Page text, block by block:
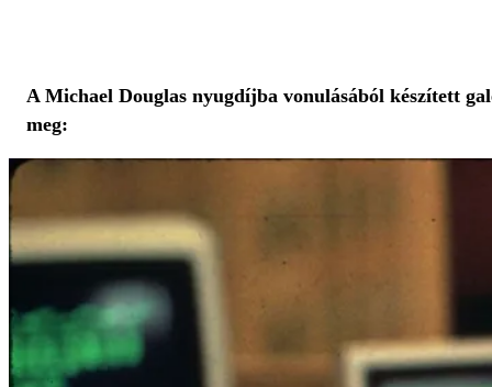
A Michael Douglas nyugdíjba vonulásából készített
meg: